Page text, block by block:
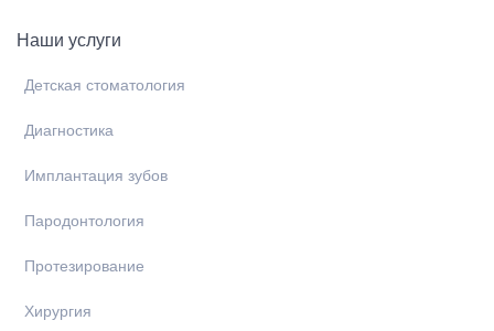
Наши услуги
Детская стоматология
Диагностика
Имплантация зубов
Пародонтология
Протезирование
Хирургия